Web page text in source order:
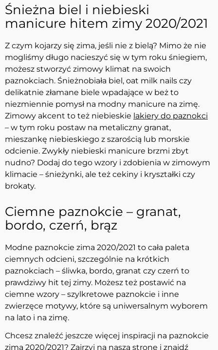
Śnieżna biel i niebieski
manicure hitem zimy 2020/2021
Z czym kojarzy się zima, jeśli nie z bielą? Mimo że nie
mogliśmy długo nacieszyć się w tym roku śniegiem,
możesz stworzyć zimowy klimat na swoich
paznokciach. Śnieżnobiała biel, oat milk nails czy
delikatnie złamane biele wpadające w beż to
niezmiennie pomysł na modny manicure na zimę.
Zimowy akcent to też niebieskie lakiery do paznokci
– w tym roku postaw na metaliczny granat,
mieszankę niebieskiego z szarością lub morskie
odcienie. Zwykły niebieski manicure brzmi zbyt
nudno? Dodaj do tego wzory i zdobienia w zimowym
klimacie – śnieżynki, ale też cekiny i kryształki czy
brokaty.
Ciemne paznokcie – granat,
bordo, czerń, brąz
Modne paznokcie zima 2020/2021 to cała paleta
ciemnych odcieni, szczególnie na krótkich
paznokciach – śliwka, bordo, granat czy czerń to
prawdziwy hit tej zimy. Możesz też postawić na
ciemne wzory – szylkretowe paznokcie i inne
zwierzęce motywy, które są uniwersalnym wyborem
na lato i na zimę.
Chcesz znaleźć jeszcze więcej inspiracji na paznokcie
zima 2020/2021? Zajrzyj na naszą stronę i znajdź